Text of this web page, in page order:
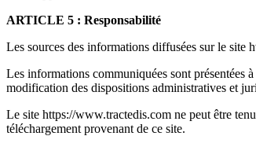
ARTICLE 5 : Responsabilité
Les sources des informations diffusées sur le site
Les informations communiquées sont présentées
modification des dispositions administratives et
Le site https://www.tractedis.com ne peut être
téléchargement provenant de ce site.